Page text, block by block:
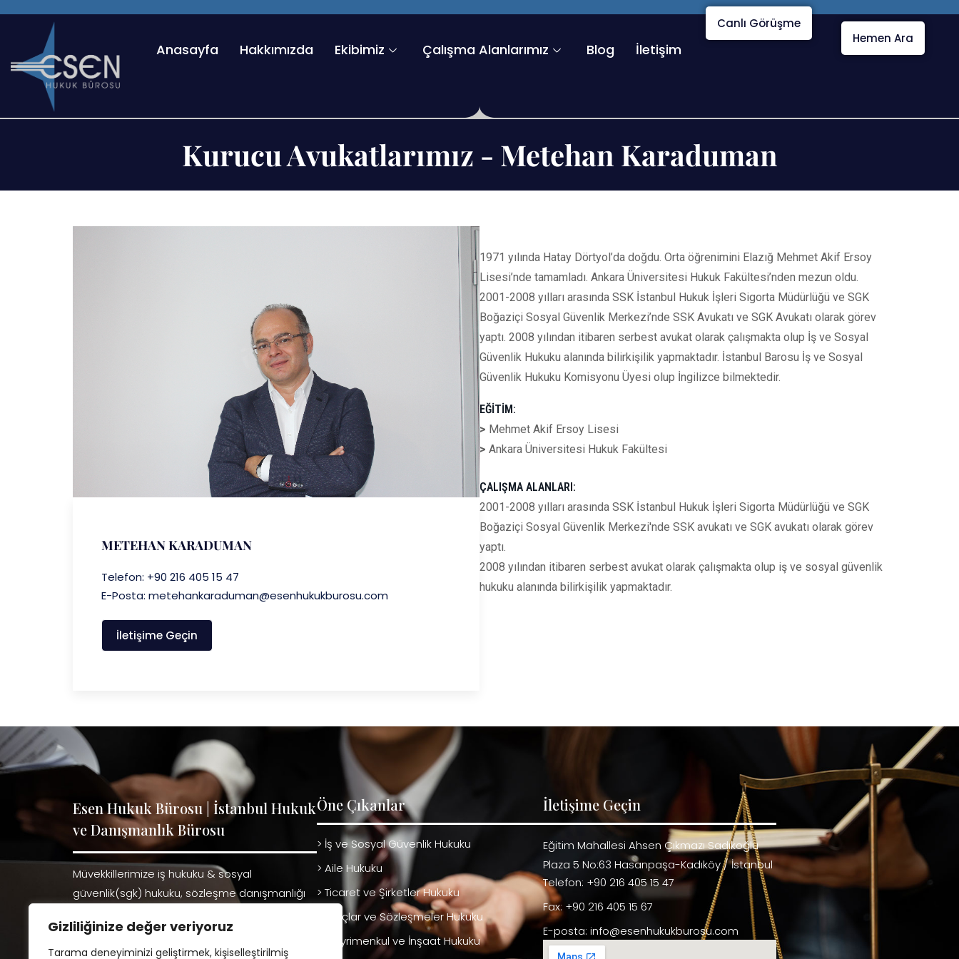
Gizliliğinize değer veriyoruz
Tarama deneyiminizi geliştirmek, kişiselleştirilmiş
Anasayfa Hakkımızda Ekibimiz Çalışma Alanlarımız Blog İletişim
Hemen Ara
Canlı Görüşme
Kurucu Avukatlarımız - Metehan Karaduman
METEHAN KARADUMAN
Telefon: +90 216 405 15 47
E-Posta: metehankaraduman@esenhukukburosu.com
İletişime Geçin
1971 yılında Hatay Dörtyol’da doğdu. Orta öğrenimini Elazığ Mehmet Akif Ersoy
Lisesi’nde tamamladı. Ankara Üniversitesi Hukuk Fakültesi’nden mezun oldu.
2001-2008 yılları arasında SSK İstanbul Hukuk İşleri Sigorta Müdürlüğü ve SGK
Boğaziçi Sosyal Güvenlik Merkezi’nde SSK Avukatı ve SGK Avukatı olarak görev
yaptı. 2008 yılından itibaren serbest avukat olarak çalışmakta olup İş ve Sosyal
Güvenlik Hukuku alanında bilirkişilik yapmaktadır. İstanbul Barosu İş ve Sosyal
Güvenlik Hukuku Komisyonu Üyesi olup İngilizce bilmektedir.
EĞİTİM:
> Mehmet Akif Ersoy Lisesi
> Ankara Üniversitesi Hukuk Fakültesi
ÇALIŞMA ALANLARI:
2001-2008 yılları arasında SSK İstanbul Hukuk İşleri Sigorta Müdürlüğü ve SGK
Boğaziçi Sosyal Güvenlik Merkezi'nde SSK avukatı ve SGK avukatı olarak görev
yaptı.
2008 yılından itibaren serbest avukat olarak çalışmakta olup iş ve sosyal güvenlik
hukuku alanında bilirkişilik yapmaktadır.
Esen Hukuk Bürosu | İstanbul Hukuk
ve Danışmanlık Bürosu
Müvekkillerimize iş hukuku & sosyal
güvenlik(sgk) hukuku, sözleşme danışmanlığı
hukuki çözümler sunuyoruz. Profesyonel ve
güvenilir yaklaşımımızla, haklarınızı korumayı ve
Öne Çıkanlar
> İş ve Sosyal Güvenlik Hukuku
> Aile Hukuku
> Ticaret ve Şirketler Hukuku
> Borçlar ve Sözleşmeler Hukuku
> Gayrimenkul ve İnşaat Hukuku
İletişime Geçin
Eğitim Mahallesi Ahsen Çıkmazı Sadıkoğlu
Plaza 5 No:63 Hasanpaşa-Kadıköy / İstanbul
Telefon: +90 216 405 15 47
Fax: +90 216 405 15 67
E-posta: info@esenhukukburosu.com